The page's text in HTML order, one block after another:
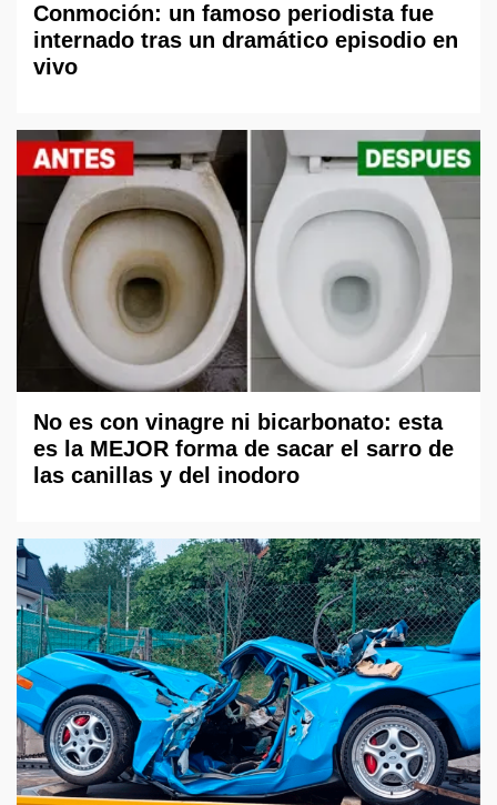
Conmoción: un famoso periodista fue
internado tras un dramático episodio en
vivo
No es con vinagre ni bicarbonato: esta
es la MEJOR forma de sacar el sarro de
las canillas y del inodoro